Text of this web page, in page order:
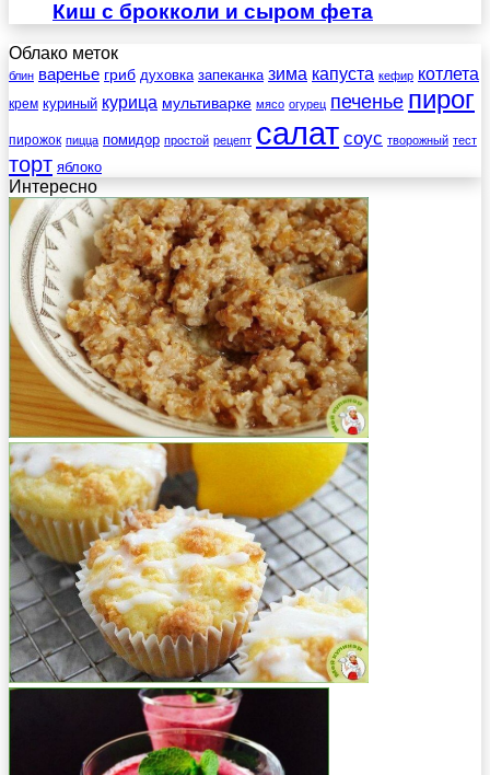
Киш с брокколи и сыром фета
Облако меток
блин варенье гриб духовка запеканка зима капуста кефир котлета
крем куриный курица мультиварке мясо огурец печенье пирог
пирожок пицца помидор простой рецепт салат соус творожный тест
торт яблоко
Интересно